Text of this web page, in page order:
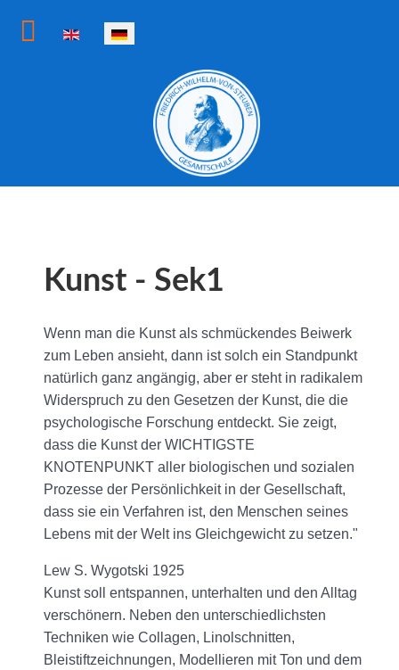
Sprache auswählen
Kunst - Sek1
Wenn man die Kunst als schmückendes Beiwerk
zum Leben ansieht, dann ist solch ein Standpunkt
natürlich ganz angängig, aber er steht in radikalem
Widerspruch zu den Gesetzen der Kunst, die die
psychologische Forschung entdeckt. Sie zeigt,
dass die Kunst der WICHTIGSTE
KNOTENPUNKT aller biologischen und sozialen
Prozesse der Persönlichkeit in der Gesellschaft,
dass sie ein Verfahren ist, den Menschen seines
Lebens mit der Welt ins Gleichgewicht zu setzen."
Lew S. Wygotski 1925
Kunst soll entspannen, unterhalten und den Alltag
verschönern. Neben den unterschiedlichsten
Techniken wie Collagen, Linolschnitten,
Bleistiftzeichnungen, Modellieren mit Ton und dem